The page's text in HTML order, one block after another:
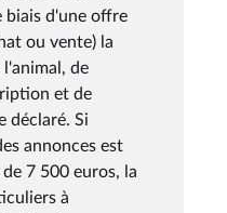
biais d'une offre
ou vente) la
de
et de
déclaré. Si
annonces est
7 500 euros, la
à